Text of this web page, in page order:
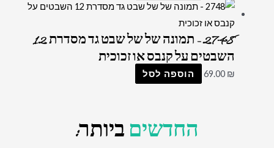
2748 – תמונה של של שבט גד מסדרת 12
השבטים על קנבס או זכוכית
69.00 ₪ הוספה לסל
החדשיםביותר: